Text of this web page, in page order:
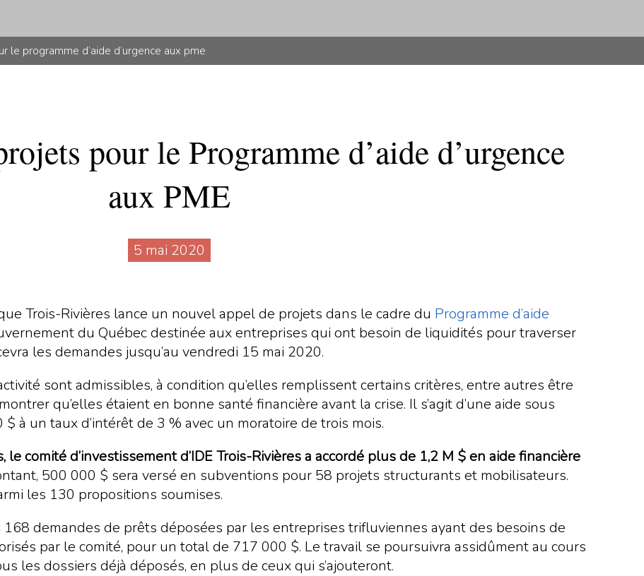
le programme d’aide d’urgence aux pme
pour le Programme d’aide d’urgence
aux PME
5 mai 2020
Trois-Rivières lance un nouvel appel de projets dans le cadre du Programme d’aide
du Québec destinée aux entreprises qui ont besoin de liquidités pour traverser
les demandes jusqu’au vendredi 15 mai 2020.
sont admissibles, à condition qu’elles remplissent certains critères, entre autres être
qu’elles étaient en bonne santé financière avant la crise. Il s’agit d’une aide sous
à un taux d’intérêt de 3 % avec un moratoire de trois mois.
comité d’investissement d’IDE Trois-Rivières a accordé plus de 1,2 M $ en aide financière
500 000 $ sera versé en subventions pour 58 projets structurants et mobilisateurs.
les 130 propositions soumises.
168 demandes de prêts déposées par les entreprises trifluviennes ayant des besoins de
par le comité, pour un total de 717 000 $. Le travail se poursuivra assidûment au cours
les dossiers déjà déposés, en plus de ceux qui s’ajouteront.